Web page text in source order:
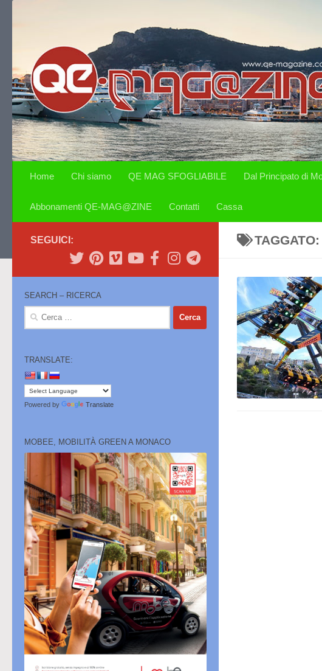
Home Chi siamo QE MAG SFOGLIABILE Dal Principato di
Abbonamenti QE-MAG@ZINE Contatti Cassa
TAGGATO:
SEGUICI:
SEARCH – RICERCA
Ricerca
TRANSLATE:
Powered by Translate
MOBEE, MOBILITÀ GREEN A MONACO